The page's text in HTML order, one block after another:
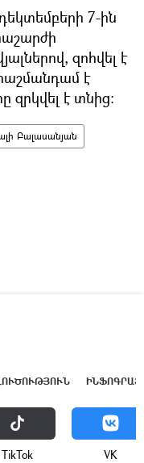
7-ին
զոհվել է
է
զրկվել է տնից։
Բալասանյան
ТikТоk VK